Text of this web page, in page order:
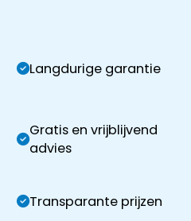
Langdurige garantie
Gratis en vrijblijvend
advies
Transparante prijzen